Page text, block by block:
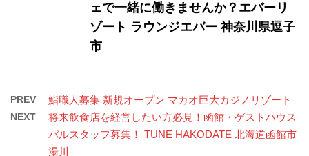
ェで一緒に働きませんか？エバーリ
ゾート ラウンジエバー 神奈川県逗子
市
PREV 鮨職人募集 新規オープン マカオ巨大カジノリゾート
NEXT
将来飲食店を経営したい方必見！函館・ゲストハウス
バルスタッフ募集！ TUNE HAKODATE 北海道函館市
湯川